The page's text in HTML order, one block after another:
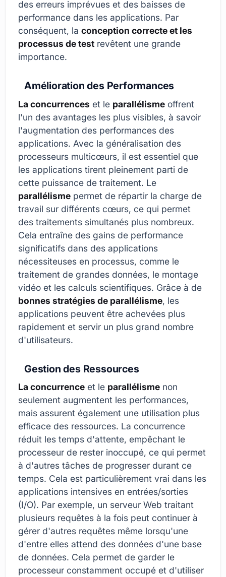
des erreurs imprévues et des baisses de
performance dans les applications. Par
conséquent, la conception correcte et les
processus de test revêtent une grande
importance.
Amélioration des Performances
La concurrences et le parallélisme offrent
l'un des avantages les plus visibles, à savoir
l'augmentation des performances des
applications. Avec la généralisation des
processeurs multicœurs, il est essentiel que
les applications tirent pleinement parti de
cette puissance de traitement. Le
parallélisme permet de répartir la charge de
travail sur différents cœurs, ce qui permet
des traitements simultanés plus nombreux.
Cela entraîne des gains de performance
significatifs dans des applications
nécessiteuses en processus, comme le
traitement de grandes données, le montage
vidéo et les calculs scientifiques. Grâce à de
bonnes stratégies de parallélisme, les
applications peuvent être achevées plus
rapidement et servir un plus grand nombre
d'utilisateurs.
Gestion des Ressources
La concurrence et le parallélisme non
seulement augmentent les performances,
mais assurent également une utilisation plus
efficace des ressources. La concurrence
réduit les temps d'attente, empêchant le
processeur de rester inoccupé, ce qui permet
à d'autres tâches de progresser durant ce
temps. Cela est particulièrement vrai dans les
applications intensives en entrées/sorties
(I/O). Par exemple, un serveur Web traitant
plusieurs requêtes à la fois peut continuer à
gérer d'autres requêtes même lorsqu'une
d'entre elles attend des données d'une base
de données. Cela permet de garder le
processeur constamment occupé et d'utiliser